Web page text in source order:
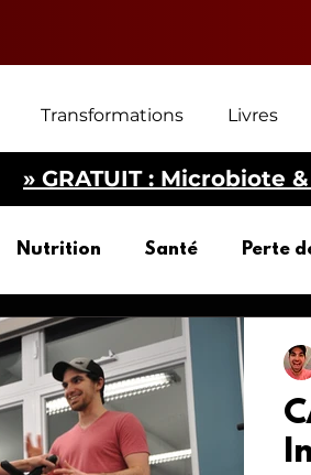
Transformations Livres
» GRATUIT : Microbiote
Nutrition Santé Perte
Perte de poids